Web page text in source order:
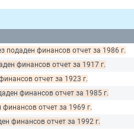
подаден финансов отчет за 1986 г.
финансов отчет за 1917 г.
отчет за 1923 г.
финансов отчет за 1985 г.
финансов отчет за 1969 г.
финансов отчет за 1992 г.